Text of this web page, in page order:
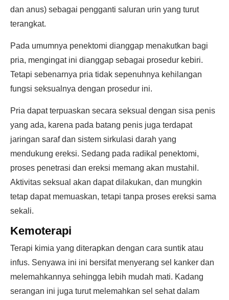
dan anus) sebagai pengganti saluran urin yang turut
terangkat.
Pada umumnya penektomi dianggap menakutkan bagi
pria, mengingat ini dianggap sebagai prosedur kebiri.
Tetapi sebenarnya pria tidak sepenuhnya kehilangan
fungsi seksualnya dengan prosedur ini.
Pria dapat terpuaskan secara seksual dengan sisa penis
yang ada, karena pada batang penis juga terdapat
jaringan saraf dan sistem sirkulasi darah yang
mendukung ereksi. Sedang pada radikal penektomi,
proses penetrasi dan ereksi memang akan mustahil.
Aktivitas seksual akan dapat dilakukan, dan mungkin
tetap dapat memuaskan, tetapi tanpa proses ereksi sama
sekali.
Kemoterapi
Terapi kimia yang diterapkan dengan cara suntik atau
infus. Senyawa ini ini bersifat menyerang sel kanker dan
melemahkannya sehingga lebih mudah mati. Kadang
serangan ini juga turut melemahkan sel sehat dalam